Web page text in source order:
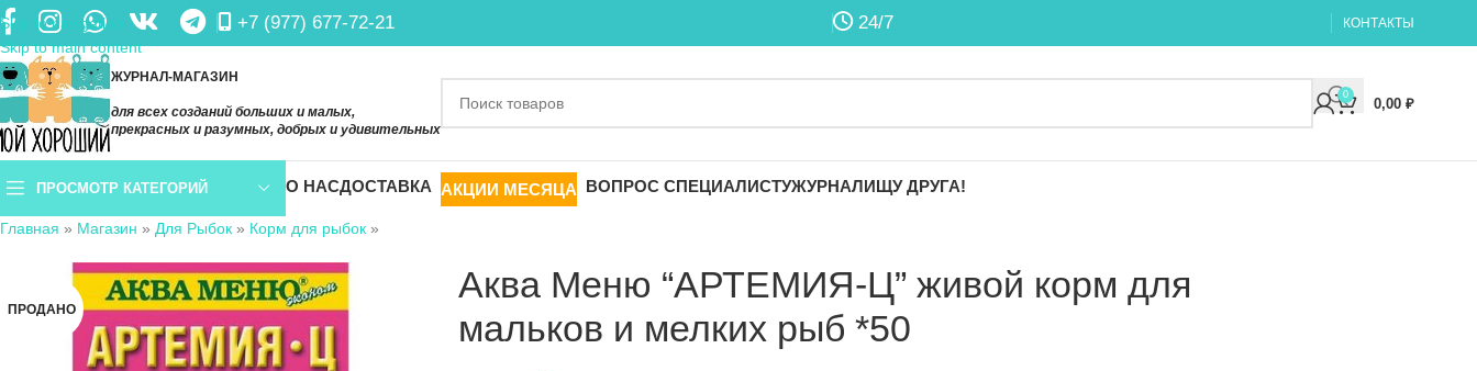
Skip to navigation
Skip to main content
+7 (977) 677-72-21 24/7 КОНТАКТЫ
ЖУРНАЛ-МАГАЗИН
для всех созданий больших и малых,
прекрасных и разумных, добрых и удивительных
0
0,00 ₽
ПРОСМОТР КАТЕГОРИЙ О НАСДОСТАВКА АКЦИИ МЕСЯЦА ВОПРОС СПЕЦИАЛИСТУЖУРНАЛИЩУ ДРУГА!
Главная » Магазин » Для Рыбок » Корм для рыбок »
ПРОДАНО
Аква Меню “АРТЕМИЯ-Ц” живой корм для
мальков и мелких рыб *50